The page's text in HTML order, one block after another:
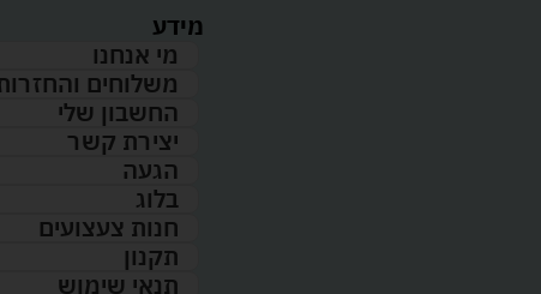
מידע
מי אנחנו
משלוחים
החשבון שלי
יצירת קשר
הגעה
בלוג
חנות צעצועים
תקנון
תנאי שימוש